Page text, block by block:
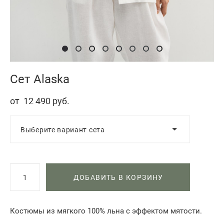
Сет Alaska
от 12 490 pуб.
Выберите вариант сета
ДОБАВИТЬ В КОРЗИНУ
Костюмы из мягкого 100% льна с эффектом мятости.